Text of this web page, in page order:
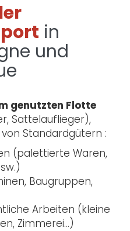
in
und
genutzten Flotte
Sattelauflieger),
von Standardgütern :
(palettierte Waren,
Baugruppen,
Arbeiten (kleine
Zimmerei…)